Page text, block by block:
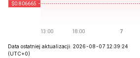
Data ostatniej aktualizacji: 2026-08-07 12:39:24
(UTC+0)